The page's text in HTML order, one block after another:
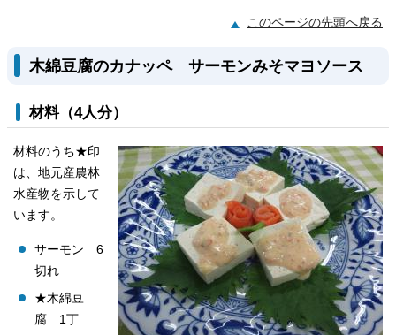
このページの先頭へ戻る
木綿豆腐のカナッペ サーモンみそマヨソース
材料（4人分）
材料のうち★印
は、地元産農林
水産物を示して
います。
サーモン 6
切れ
★木綿豆
腐 1丁